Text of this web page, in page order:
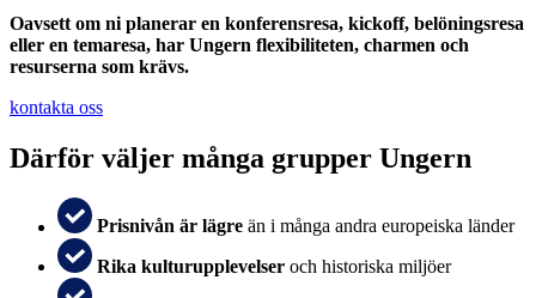
Oavsett om ni planerar en konferensresa, kickoff, belöningsresa
eller en temaresa, har Ungern flexibiliteten, charmen och
resurserna som krävs.
kontakta oss
Därför väljer många grupper Ungern
Prisnivån är lägre än i många andra europeiska länder
Rika kulturupplevelser och historiska miljöer